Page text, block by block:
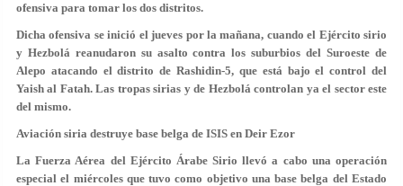
ofensiva para tomar los dos distritos.
Dicha ofensiva se inició el jueves por la mañana, cuando el Ejército sirio
y Hezbolá reanudaron su asalto contra los suburbios del Suroeste de
Alepo atacando el distrito de Rashidin-5, que está bajo el control del
Yaish al Fatah. Las tropas sirias y de Hezbolá controlan ya el sector este
del mismo.
Aviación siria destruye base belga de ISIS en Deir Ezor
La Fuerza Aérea del Ejército Árabe Sirio llevó a cabo una operación
especial el miércoles que tuvo como objetivo una base belga del Estado